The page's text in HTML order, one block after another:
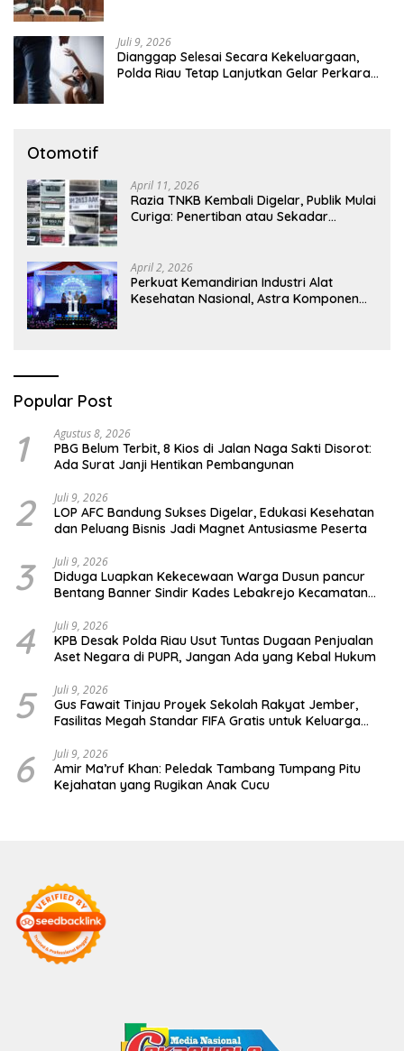
Juli 9, 2026
Dianggap Selesai Secara Kekeluargaan,
Polda Riau Tetap Lanjutkan Gelar Perkara
Otomotif
April 11, 2026
Razia TNKB Kembali Digelar, Publik Mulai
Curiga: Penertiban atau Sekadar
April 2, 2026
Perkuat Kemandirian Industri Alat
Kesehatan Nasional, Astra Komponen
Popular Post
1 Agustus 8, 2026
PBG Belum Terbit, 8 Kios di Jalan Naga Sakti Disorot:
Ada Surat Janji Hentikan Pembangunan
2 Juli 9, 2026
LOP AFC Bandung Sukses Digelar, Edukasi Kesehatan
dan Peluang Bisnis Jadi Magnet Antusiasme Peserta
3 Juli 9, 2026
Diduga Luapkan Kekecewaan Warga Dusun pancur
Bentang Banner Sindir Kades Lebakrejo Kecamatan
4 Juli 9, 2026
KPB Desak Polda Riau Usut Tuntas Dugaan Penjualan
Aset Negara di PUPR, Jangan Ada yang Kebal Hukum
5 Juli 9, 2026
Gus Fawait Tinjau Proyek Sekolah Rakyat Jember,
Fasilitas Megah Standar FIFA Gratis untuk Keluarga
6 Juli 9, 2026
Amir Ma’ruf Khan: Peledak Tambang Tumpang Pitu
Kejahatan yang Rugikan Anak Cucu